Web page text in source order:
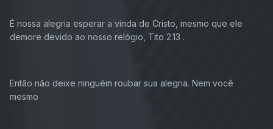
É nossa alegria esperar a vinda de Cristo, mesmo que ele
demore devido ao nosso relógio, Tito 2.13 .
Então não deixe ninguém roubar sua alegria. Nem você
mesmo